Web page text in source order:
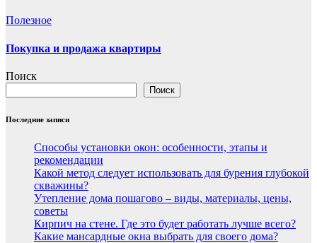
Полезнoe
Покупка и продажа квартиры
Поиск
Поиск
Последние записи
Способы установки окон: особенности, этапы и
рекомендации
Какой метод следует использовать для бурения глубокой
скважины?
Утепление дома пошагово – виды, материалы, цены,
советы
Кирпич на стене. Где это будет работать лучше всего?
Какие мансардные окна выбрать для своего дома?